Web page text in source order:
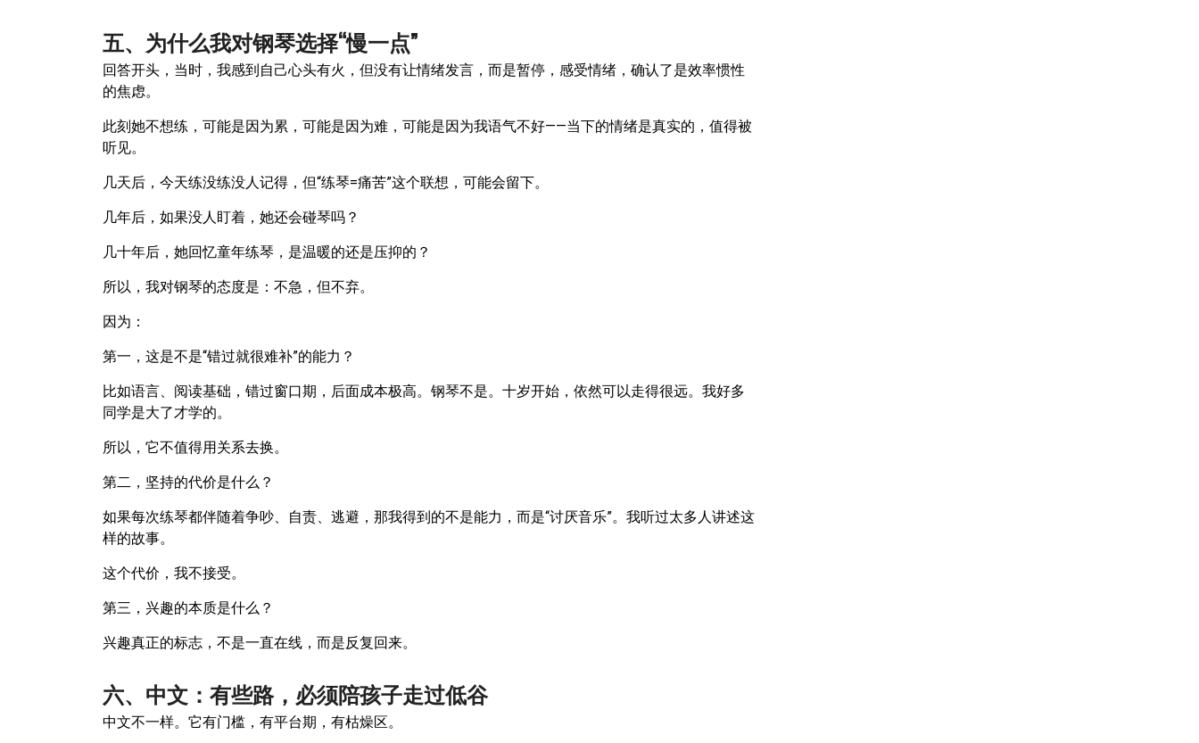
五、为什么我对钢琴选择“慢一点”
回答开头，当时，我感到自己心头有火，但没有让情绪发言，而是暂停，感受情绪，确认了是效率惯性
的焦虑。
此刻她不想练，可能是因为累，可能是因为难，可能是因为我语气不好——当下的情绪是真实的，值得被
听见。
几天后，今天练没练没人记得，但“练琴=痛苦”这个联想，可能会留下。
几年后，如果没人盯着，她还会碰琴吗？
几十年后，她回忆童年练琴，是温暖的还是压抑的？
所以，我对钢琴的态度是：不急，但不弃。
因为：
第一，这是不是“错过就很难补”的能力？
比如语言、阅读基础，错过窗口期，后面成本极高。钢琴不是。十岁开始，依然可以走得很远。我好多
同学是大了才学的。
所以，它不值得用关系去换。
第二，坚持的代价是什么？
如果每次练琴都伴随着争吵、自责、逃避，那我得到的不是能力，而是“讨厌音乐”。我听过太多人讲述这
样的故事。
这个代价，我不接受。
第三，兴趣的本质是什么？
兴趣真正的标志，不是一直在线，而是反复回来。
六、中文：有些路，必须陪孩子走过低谷
中文不一样。它有门槛，有平台期，有枯燥区。